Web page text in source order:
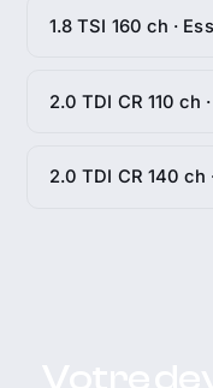
1.8 TSI 160 ch ·
2.0 TDI CR 110 ch
2.0 TDI CR 140 ch